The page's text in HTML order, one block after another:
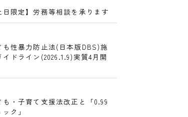
日限定】労務等相談を承ります
も性暴力防止法(日本版DBS)施
イドライン(2026.1.9)実質4月開
も・子育て支援法改正と「0.99
ク」